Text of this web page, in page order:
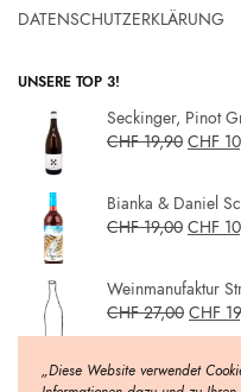
DATENSCHUTZERKLÄRUNG
UNSERE TOP 3!
Seckinger, Pinot
CHF19,90 CHF
Bianka & Daniel
CHF19,00 CHF
Weinmanufaktur
CHF27,00 CHF
„Diese Website verwendet